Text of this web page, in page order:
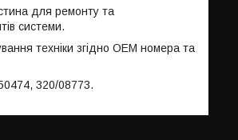
для ремонту та
системи.
техніки згідно OEM номера та
320/08773.